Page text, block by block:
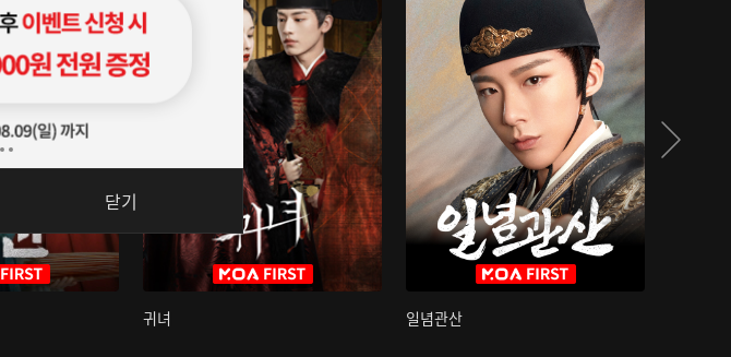
귀녀 일념관산
닫기